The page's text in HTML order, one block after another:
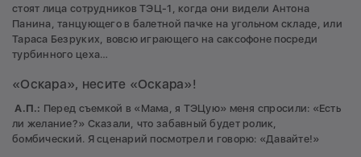
стоят лица сотрудников ТЭЦ-1, когда они видели Антона
Панина, танцующего в балетной пачке на угольном складе, или
Тараса Безруких, вовсю играющего на саксофоне посреди
турбинного цеха…
«Оскара», несите «Оскара»!
А.П.: Перед съемкой в «Мама, я ТЭЦую» меня спросили: «Есть
ли желание?» Сказали, что забавный будет ролик,
бомбический. Я сценарий посмотрел и говорю: «Давайте!»